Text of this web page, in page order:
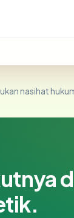
nasihat